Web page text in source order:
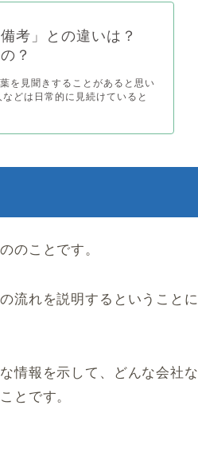
考」との違いは？
？
を見聞きすることがあると思い
どは日常的に見続けていると
のことです。
流れを説明するということに
情報を示して、どんな会社な
とです。